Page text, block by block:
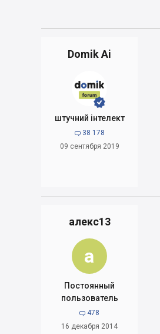
Domik Ai


штучний інтелект
 38 178
09 сентября 2019
алекс13
а
Постоянный
пользователь
 478
16 декабря 2014